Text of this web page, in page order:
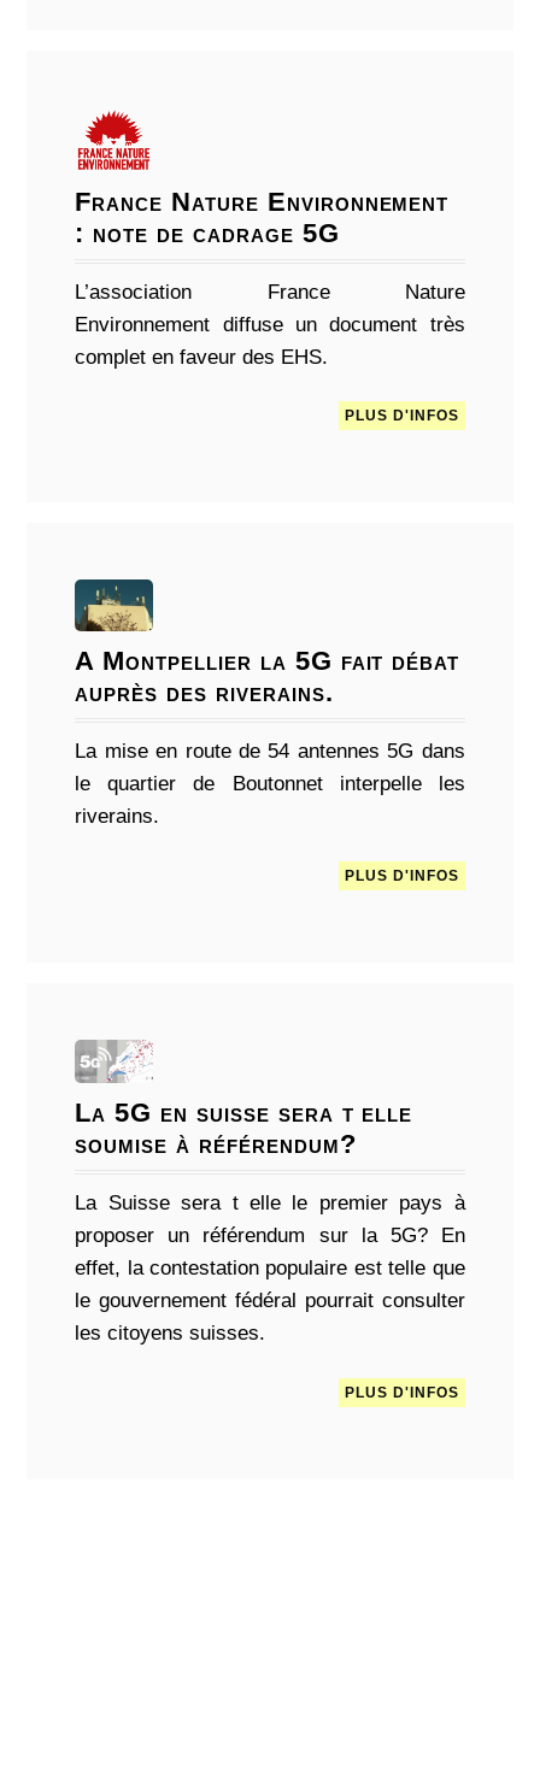
France Nature Environnement
: note de cadrage 5G
L’association France Nature
Environnement diffuse un document très
complet en faveur des EHS.
PLUS D'INFOS
A Montpellier la 5G fait débat
auprès des riverains.
La mise en route de 54 antennes 5G dans
le quartier de Boutonnet interpelle les
riverains.
PLUS D'INFOS
La 5G en suisse sera t elle
soumise à référendum?
La Suisse sera t elle le premier pays à
proposer un référendum sur la 5G? En
effet, la contestation populaire est telle que
le gouvernement fédéral pourrait consulter
les citoyens suisses.
PLUS D'INFOS